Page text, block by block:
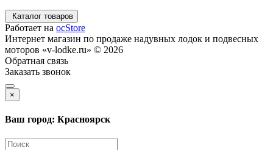
Каталог товаров
Работает на ocStore
Интернет магазин по продаже надувных лодок и подвесных
моторов «v-lodke.ru» © 2026
Обратная связь
Заказать звонок
×
Ваш город: Красноярск